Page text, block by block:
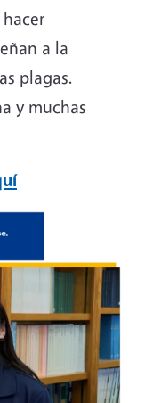
a la
plagas.
y muchas